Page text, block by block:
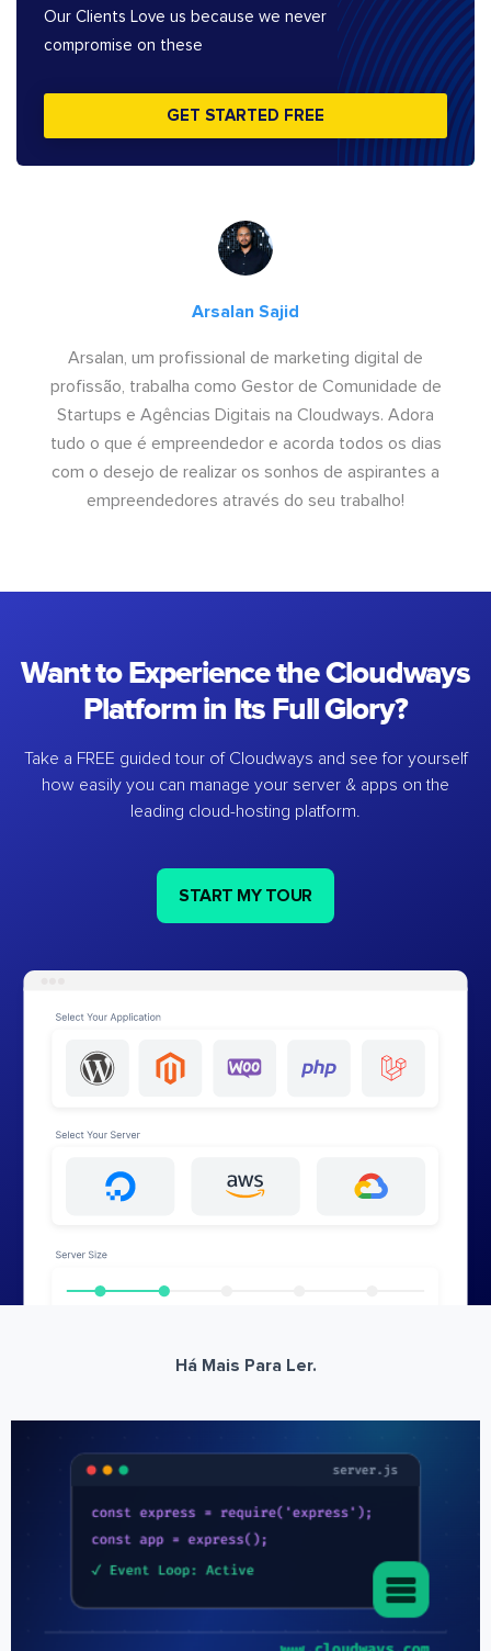
Our Clients Love us because we never
compromise on these
GET STARTED FREE
Arsalan Sajid
Arsalan, um profissional de marketing digital de
profissão, trabalha como Gestor de Comunidade de
Startups e Agências Digitais na Cloudways. Adora
tudo o que é empreendedor e acorda todos os dias
com o desejo de realizar os sonhos de aspirantes a
empreendedores através do seu trabalho!
Want to Experience the Cloudways
Platform in Its Full Glory?
Take a FREE guided tour of Cloudways and see for yourself
how easily you can manage your server & apps on the
leading cloud-hosting platform.
START MY TOUR
Há Mais Para Ler.